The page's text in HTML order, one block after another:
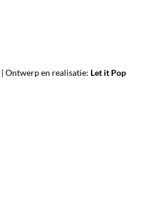
| Ontwerp en realisatie: Let it Pop